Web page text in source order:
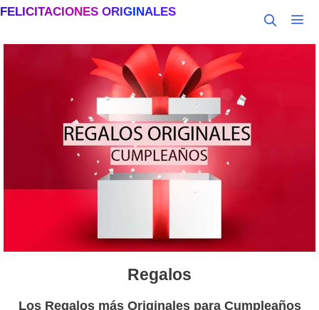
Saltar
contenido
FELICITACIONES ORIGINALES
Regalos
Los Regalos más Originales para Cumpleaños